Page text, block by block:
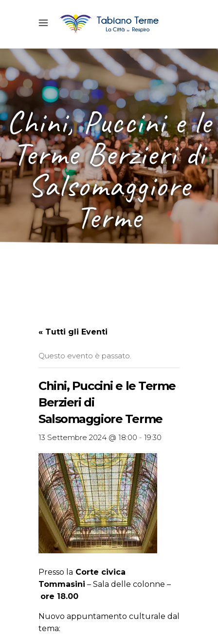
Chini, Puccini e le
Terme Berzieri di
Salsomaggiore
Terme
« Tutti gli Eventi
Questo evento è passato.
Chini, Puccini e le Terme
Berzieri di
Salsomaggiore Terme
13 Settembre 2024 @ 18:00 - 19:30
Presso la Corte civica
Tommasini – Sala delle colonne –
ore 18.00
Nuovo appuntamento culturale dal
tema: